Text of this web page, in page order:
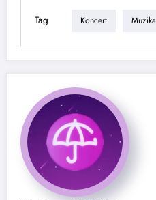
Tag Koncert Muzika